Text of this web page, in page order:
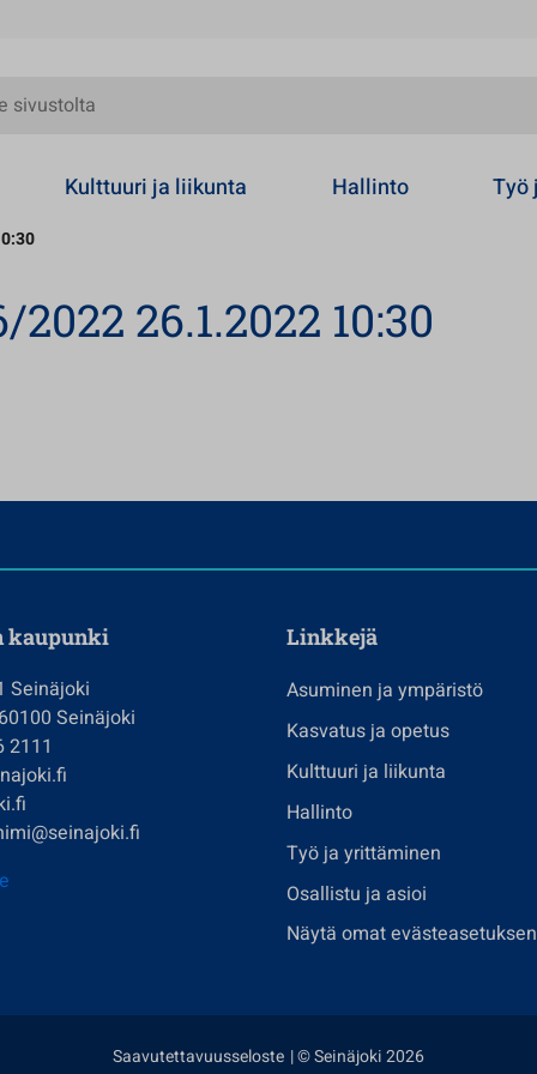
Kulttuuri ja liikunta Hallinto Työ
26.1.2022 10:30
kaupunki
Seinäjoki
Seinäjoki
2111
Linkkejä
Asuminen ja ympäristö
Kasvatus ja opetus
Kulttuuri ja liikunta
Hallinto
Työ ja yrittäminen
Osallistu ja asioi
Näytä omat
Saavutettavuusseloste | © Seinäjoki 2026